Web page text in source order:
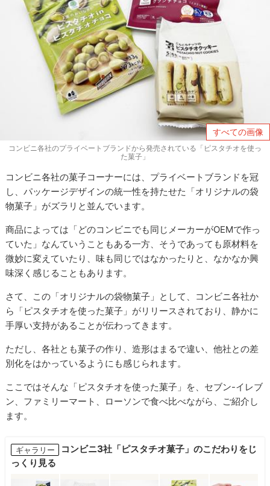
すべての画像
コンビニ各社のプライベートブランドから発売されている「ピスタチオを使っ
た菓子」
コンビニ各社の菓子コーナーには、プライベートブランドを冠
し、パッケージデザインの統一性を持たせた「オリジナルの袋
物菓子」がズラリと並んでいます。
商品によっては「どのコンビニでも同じメーカーがOEMで作っ
ていた」なんていうこともある一方、そうであっても原材料を
微妙に変えていたり、味も同じではなかったりと、なかなか興
味深く感じることもあります。
さて、この「オリジナルの袋物菓子」として、コンビニ各社か
ら「ピスタチオを使った菓子」がリリースされており、静かに
手厚い支持があることが伝わってきます。
ただし、各社とも菓子の作り、造形はまるで違い、他社との差
別化をはかっているようにも感じられます。
ここではそんな「ピスタチオを使った菓子」を、セブン-イレブ
ン、ファミリーマート、ローソンで食べ比べながら、ご紹介し
ます。
ギャラリー
コンビニ3社「ピスタチオ菓子」のこだわりをじ
っくり見る